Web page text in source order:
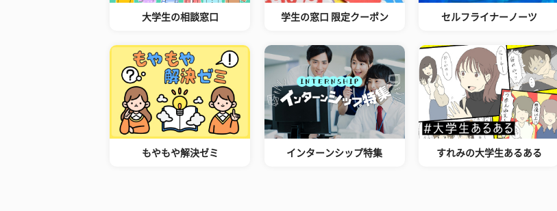
大学生の相談窓口 学生の窓口 限定クーポン セルフライナーノーツ
もやもや解決ゼミ インターンシップ特集 すれみの大学生あるある